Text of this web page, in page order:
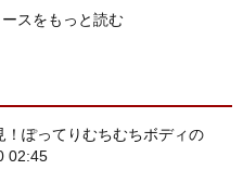
スをもっと読む
ぽってりむちむちボディの
02:45